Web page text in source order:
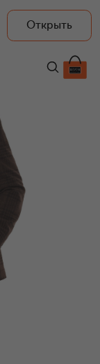
Открыть
742 500 ₽